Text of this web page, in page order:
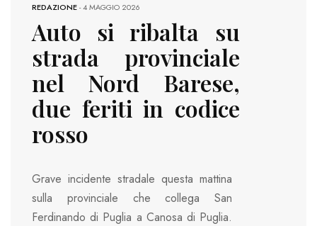
REDAZIONE-4 MAGGIO 2026
Auto si ribalta su
strada provinciale
nel Nord Barese,
due feriti in codice
rosso
Grave incidente stradale questa mattina
sulla provinciale che collega San
Ferdinando di Puglia a Canosa di Puglia.